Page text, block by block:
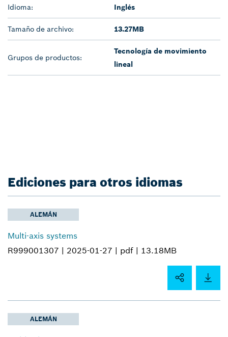
Idioma: Inglés
Tamaño de archivo: 13.27MB
Grupos de productos:
Tecnología de movimiento
lineal
Ediciones para otros idiomas
ALEMÁN
Multi-axis systems
R999001307 | 2025-01-27 | pdf | 13.18MB
ALEMÁN